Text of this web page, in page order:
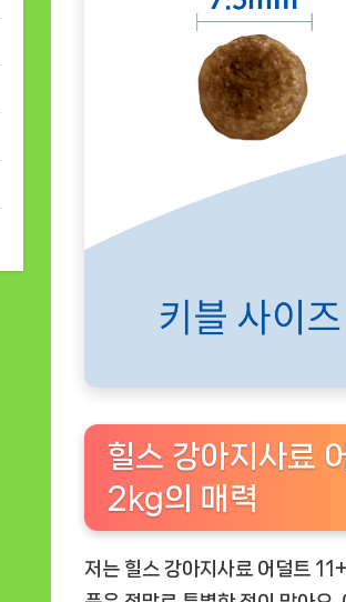
힐스 강아지사료
2kg의 매력
저는 힐스 강아지사료 어덜트